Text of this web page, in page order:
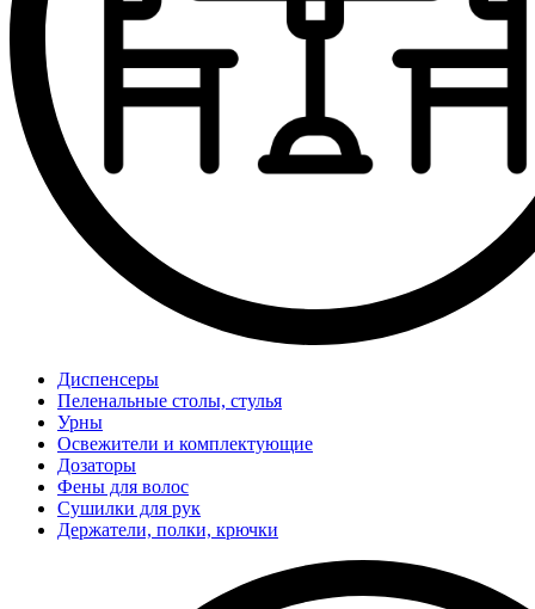
Диспенсеры
Пеленальные столы, стулья
Урны
Освежители и комплектующие
Дозаторы
Фены для волос
Сушилки для рук
Держатели, полки, крючки